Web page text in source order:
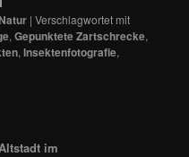
Natur |Verschlagwortet mit
,Gepunktete Zartschrecke,
,Insektenfotografie,
im